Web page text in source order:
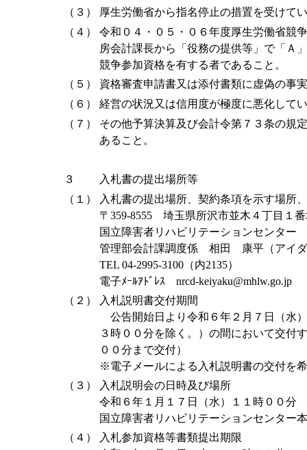
（３）
厚生労働省から指名停止の措置を受けて
（４）
令和０４・０５・０６年度厚生労働省競
房会計課長から「役務の提供等」で「Ａ
競争参加資格を有する者であること。
（５）
資格審査申請書又は添付書類に虚偽の事
（６）
経営の状況又は信用度が極度に悪化して
（７）
その他予算決算及び会計令第７３条の規
あること。
３
入札書の提出場所等
（１）
入札書の提出場所、契約条項を示す場所
〒359-8555 埼玉県所沢市並木４丁目１
国立障害者リハビリテーションセンター
管理部会計課調度係 相田 康平（アイ
TEL 04-2995-3100（内2135）
電子ﾒｰﾙｱﾄﾞﾚｽ nrcd-keiyaku@mhlw.go.jp
（２）
入札説明書交付期間
公告開始日より令和６年２月７日（水
３時００分を除く。）の間において交付
００分まで交付）
※電子メールによる入札説明書の交付を
（３）
入札説明会の日時及び場所
令和６年１月１７日（水）１１時００分
国立障害者リハビリテーションセンター
（４）
入札参加資格等書類提出期限